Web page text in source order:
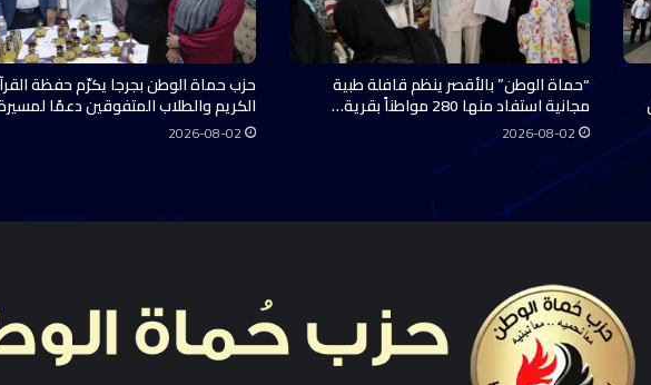
“حماة الوطن” بالأقصر ينظم قافلة طبية
مجانية استفاد منها 280 مواطناً بقرية…
2026-08-02
حزب حماة الوطن بجرجا يكرّم حفظة
الكريم والطلاب المتفوقين دعمًا
2026-08-02